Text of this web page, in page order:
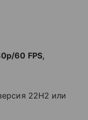
60 FPS,
22H2 или